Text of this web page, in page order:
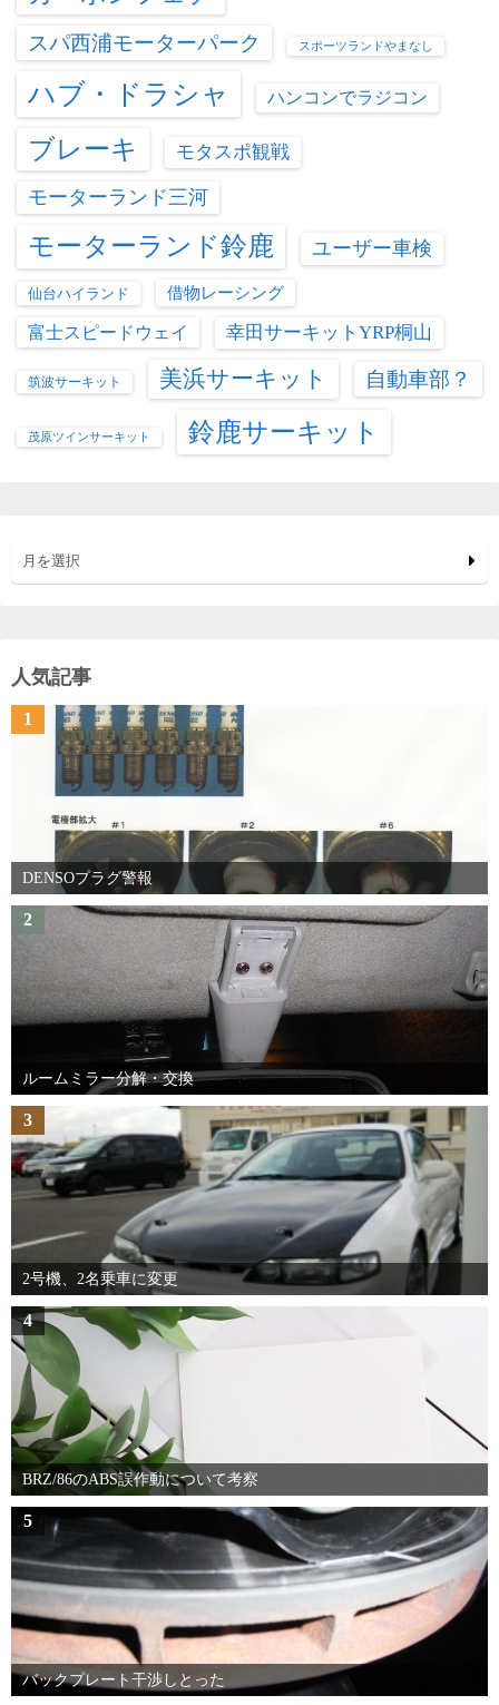
スパ西浦モーターパーク スポーツランドやまなし
ハブ・ドラシャ ハンコンでラジコン
ブレーキ モタスポ観戦
モーターランド三河
モーターランド鈴鹿 ユーザー車検
仙台ハイランド 借物レーシング
富士スピードウェイ 幸田サーキットYRP桐山
筑波サーキット 美浜サーキット 自動車部？
茂原ツインサーキット 鈴鹿サーキット
月を選択
人気記事
1
DENSOプラグ警報
2
ルームミラー分解・交換
3
2号機、2名乗車に変更
4
BRZ/86のABS誤作動について考察
5
バックプレート干渉しとった